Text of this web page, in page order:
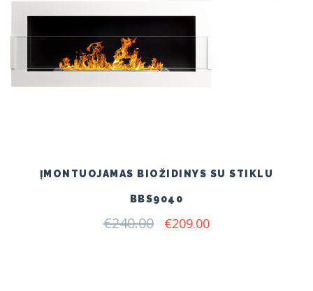
ĮMONTUOJAMAS BIOŽIDINYS SU STIKLU
BBS9040
€240.00 Original
€209.00Current